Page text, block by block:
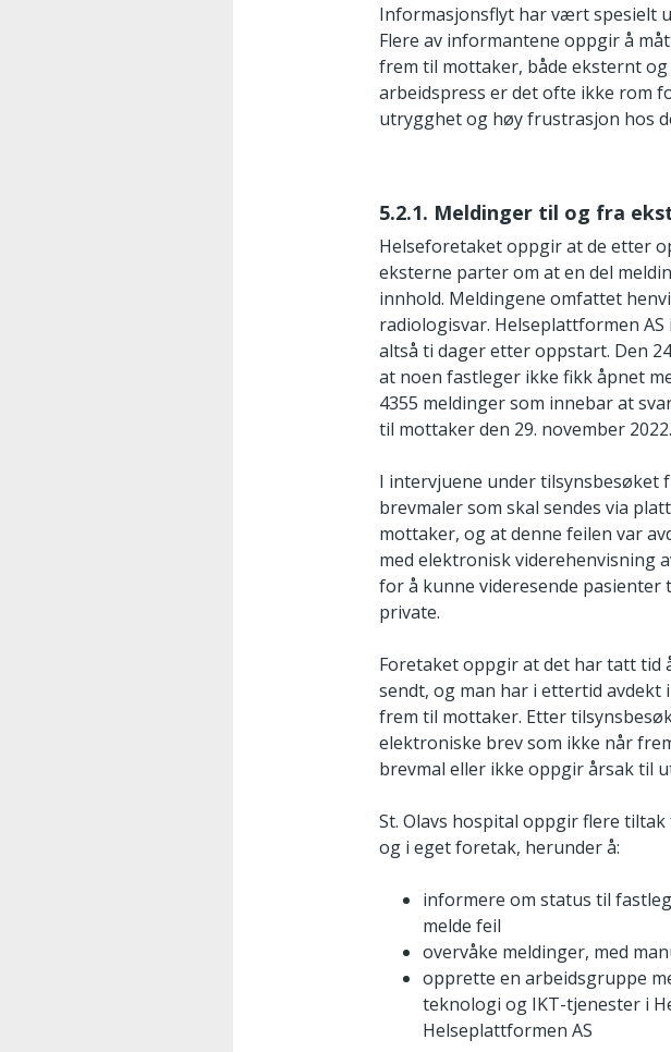
Informasjonsflyt har vært spesielt
Flere av informantene oppgir å
frem til mottaker, både eksternt
arbeidspress er det ofte ikke rom
utrygghet og høy frustrasjon hos
5.2.1. Meldinger til og fra
Helseforetaket oppgir at de etter
eksterne parter om at en del
innhold. Meldingene omfattet
radiologisvar. Helseplattformen
altså ti dager etter oppstart. Den
at noen fastleger ikke fikk åpnet
4355 meldinger som innebar at
til mottaker den 29. november 2022.
I intervjuene under tilsynsbesøket
brevmaler som skal sendes via
mottaker, og at denne feilen var
med elektronisk viderehenvisning
for å kunne videresende
private.
Foretaket oppgir at det har tatt tid
sendt, og man har i ettertid
frem til mottaker. Etter
elektroniske brev som ikke når
brevmal eller ikke oppgir årsak til
St. Olavs hospital oppgir flere
og i eget foretak, herunder å:
informere om status til
melde feil
overvåke meldinger, med
opprette en arbeidsgruppe
teknologi og IKT-tjenester i
Helseplattformen AS